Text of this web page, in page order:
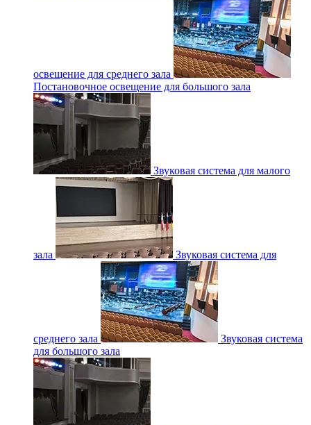
освещение для среднего зала
Постановочное освещение для большого зала
Звуковая система для малого
зала Звуковая система для
среднего зала
Звуковая система
для большого зала